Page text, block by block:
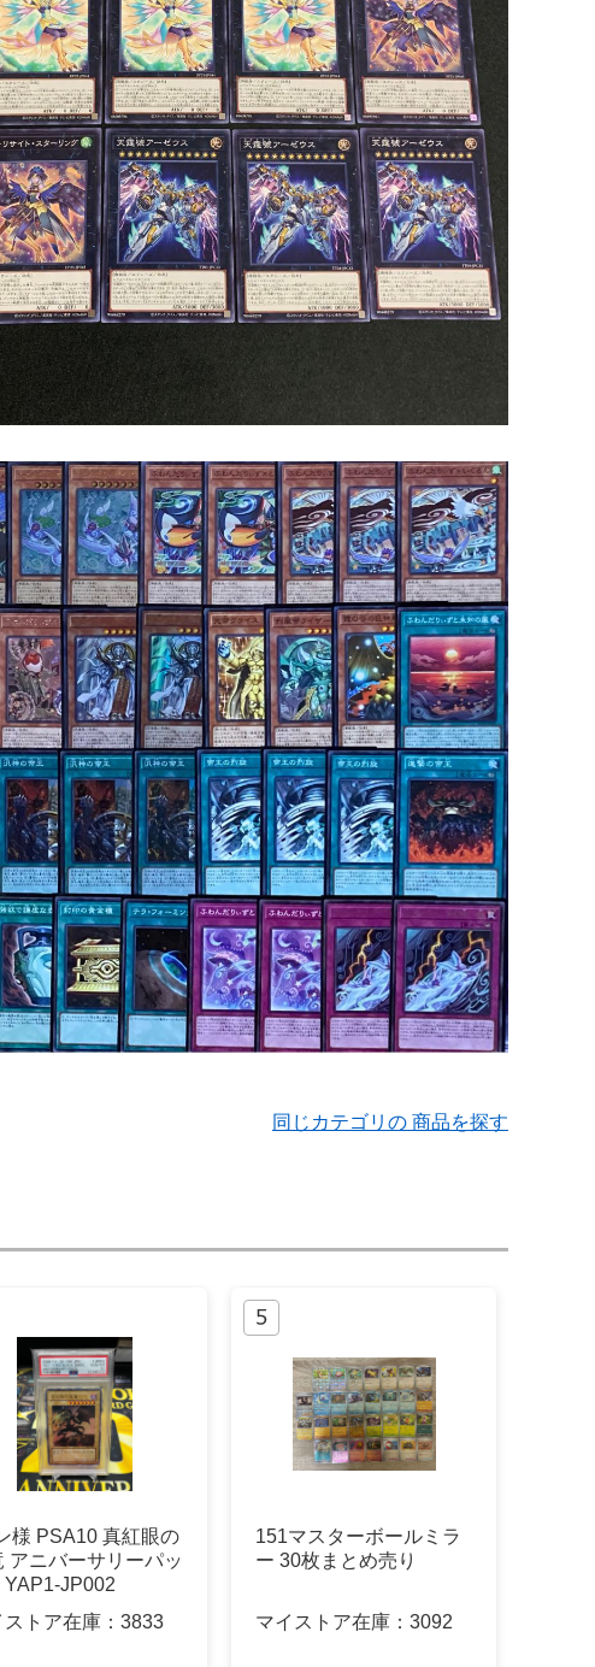
同じカテゴリの 商品を探す
様 PSA10 真紅眼の
アニバーサリーパッ
JP002
トア在庫： 3833
151マスターボールミラ
ー 30枚まとめ売り
マイストア在庫： 3092